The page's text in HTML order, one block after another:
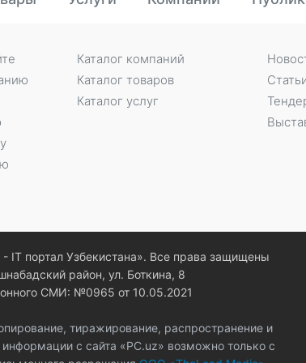
Каталог компаний
Каталог товаров
Каталог услуг
IT портал Узбекистана». Все права защищены
район, ул. Боткина, 8
СМИ: №0965 от 10.05.2021
тиражирование, распространение и
информации с сайта «PC.uz» возможно только с